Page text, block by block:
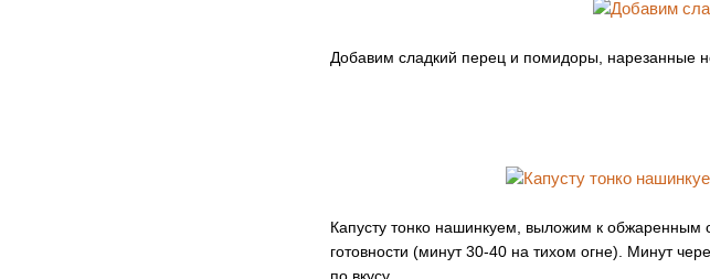
Добавим сладкий перец и помидоры, нарезанные
Капусту тонко нашинкуем, выложим к
готовности (минут 30-40 на тихом огне). Минут